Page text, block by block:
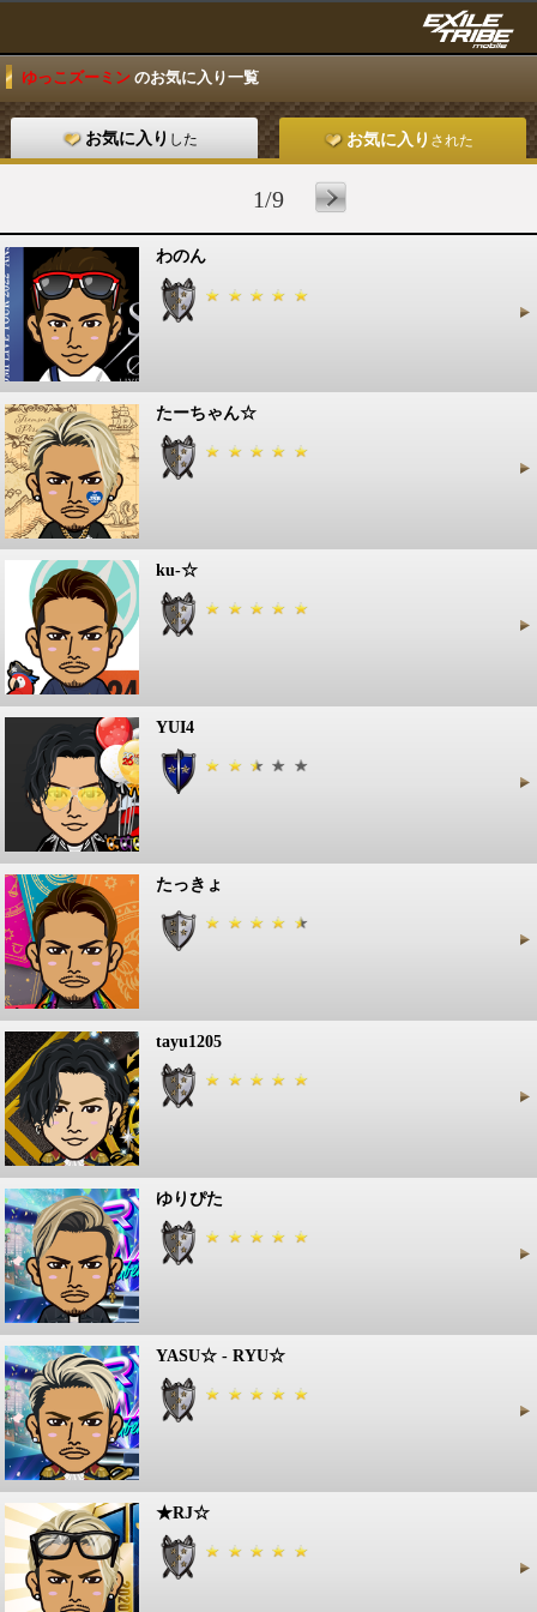
ゆっこズーミン のお気に入り一覧
お気に入り した お気に入り された
1/9
わのん
たーちゃん☆
ku-☆
YUI4
たっきょ
tayu1205
ゆりぴた
YASU☆ - RYU☆
★RJ☆